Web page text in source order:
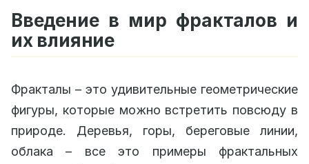
Введение в мир фракталов и
их влияние
Фракталы – это удивительные геометрические
фигуры, которые можно встретить повсюду в
природе. Деревья, горы, береговые линии,
облака – все это примеры фрактальных